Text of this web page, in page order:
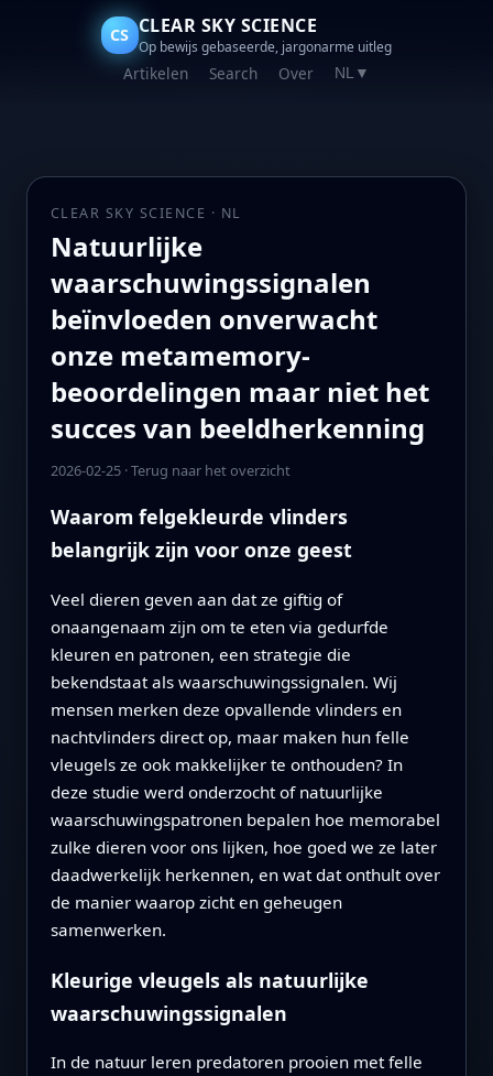
CS CLEAR SKY SCIENCE
Op bewijs gebaseerde, jargonarme uitleg
Artikelen Search Over NL ▼
CLEAR SKY SCIENCE · NL
Natuurlijke
waarschuwingssignalen
beïnvloeden onverwacht
onze metamemory-
beoordelingen maar niet het
succes van beeldherkenning
2026-02-25·Terug naar het overzicht
Waarom felgekleurde vlinders
belangrijk zijn voor onze geest
Veel dieren geven aan dat ze giftig of
onaangenaam zijn om te eten via gedurfde
kleuren en patronen, een strategie die
bekendstaat als waarschuwingssignalen. Wij
mensen merken deze opvallende vlinders en
nachtvlinders direct op, maar maken hun felle
vleugels ze ook makkelijker te onthouden? In
deze studie werd onderzocht of natuurlijke
waarschuwingspatronen bepalen hoe memorabel
zulke dieren voor ons lijken, hoe goed we ze later
daadwerkelijk herkennen, en wat dat onthult over
de manier waarop zicht en geheugen
samenwerken.
Kleurige vleugels als natuurlijke
waarschuwingssignalen
In de natuur leren predatoren prooien met felle